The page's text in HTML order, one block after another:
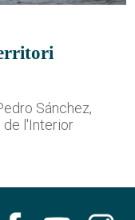
Sánchez,
de l'Interior